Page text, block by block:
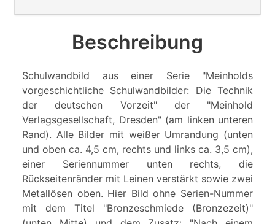
Beschreibung
Schulwandbild aus einer Serie "Meinholds
vorgeschichtliche Schulwandbilder: Die Technik
der deutschen Vorzeit" der "Meinhold
Verlagsgesellschaft, Dresden" (am linken unteren
Rand). Alle Bilder mit weißer Umrandung (unten
und oben ca. 4,5 cm, rechts und links ca. 3,5 cm),
einer Seriennummer unten rechts, die
Rückseitenränder mit Leinen verstärkt sowie zwei
Metallösen oben. Hier Bild ohne Serien-Nummer
mit dem Titel "Bronzeschmiede (Bronzezeit)"